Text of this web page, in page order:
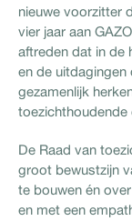
nieuwe voorzitter
vier jaar aan
aftreden dat in de
en de
gezamenlijk
De Raad van
groot bewustzijn
te bouwen én
en met een